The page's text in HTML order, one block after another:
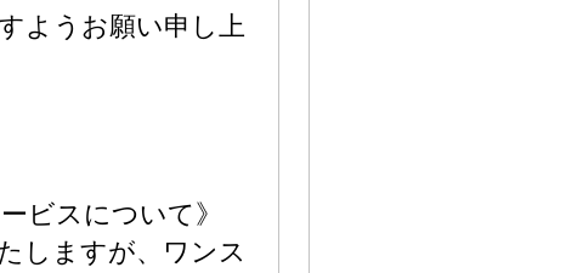
ようお願い申し上
ビスについて》
しますが、ワンス